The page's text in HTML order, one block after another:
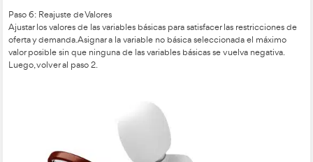
Paso 3: Costos Marginales
Calcular los costos marginales asociados con las variables no
utilizando la fórmula: c.m.=cij−ui−vjc.m. = c_{ij} – u_i –
Paso 4: Verificación de Optimalidad
Si todos los costos marginales son negativos, la solución
lo contrario, continuar con el siguiente paso.